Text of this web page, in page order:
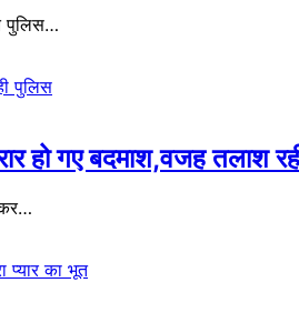
पुलिस…
गए बदमाश,वजह तलाश